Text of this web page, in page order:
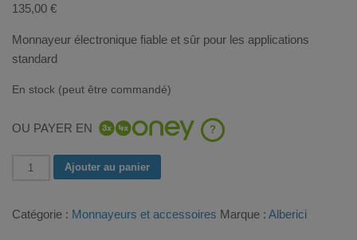
135,00 €
Monnayeur électronique fiable et sûr pour les applications
standard
En stock (peut être commandé)
OU PAYER EN ?
quantité
Electronique
Ajouter au panier
Catégorie : Monnayeurs et accessoires Marque : Alberici